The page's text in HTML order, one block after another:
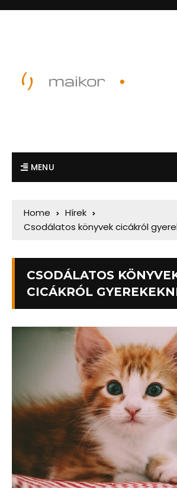
MENU
Home
Hírek
Csodálatos könyvek cicákról
CSODÁLATOS
CICÁKRÓL